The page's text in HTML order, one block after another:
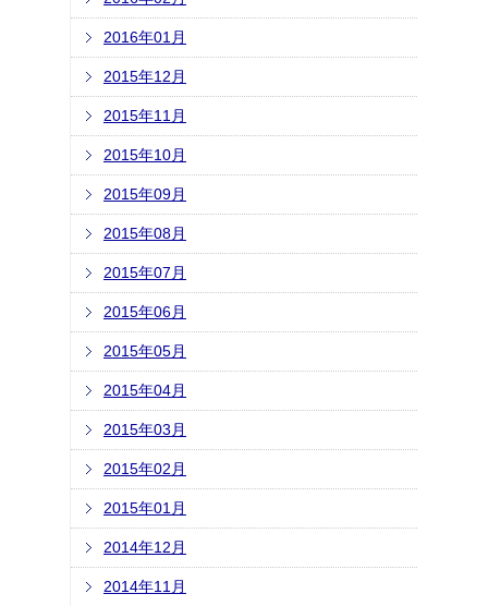
2016年01月
2015年12月
2015年11月
2015年10月
2015年09月
2015年08月
2015年07月
2015年06月
2015年05月
2015年04月
2015年03月
2015年02月
2015年01月
2014年12月
2014年11月